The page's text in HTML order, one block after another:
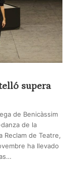
supera
de Benicàssim
de la
Reclam de Teatre,
ha llevado